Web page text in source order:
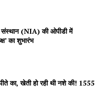
संस्थान (NIA) की ओपीडी में
का शुभारंभ
का, खेती हो रही थी नशे की! 1555